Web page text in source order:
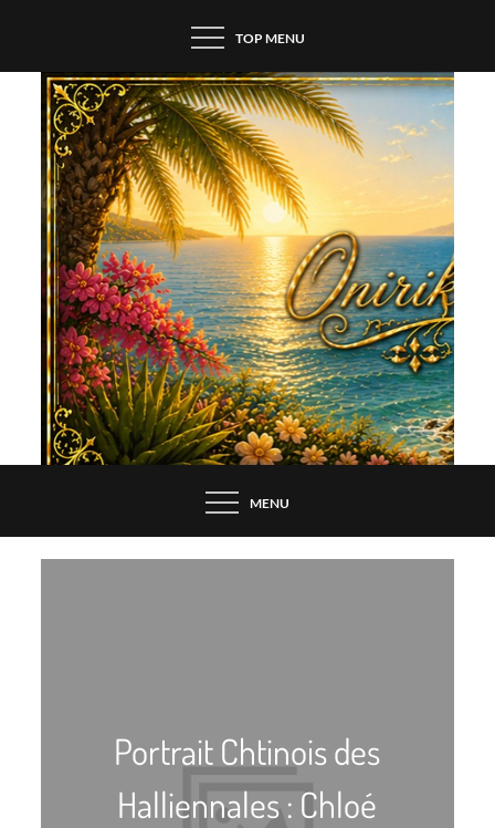
content
TOP MENU
MENU
Portrait Chtinois des
Halliennales : Chloé